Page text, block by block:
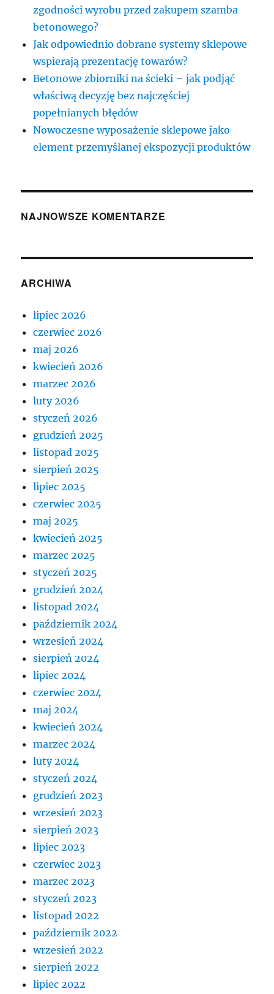
zgodności wyrobu przed zakupem szamba
betonowego?
Jak odpowiednio dobrane systemy sklepowe
wspierają prezentację towarów?
Betonowe zbiorniki na ścieki – jak podjąć
właściwą decyzję bez najczęściej
popełnianych błędów
Nowoczesne wyposażenie sklepowe jako
element przemyślanej ekspozycji produktów
NAJNOWSZE KOMENTARZE
ARCHIWA
lipiec 2026
czerwiec 2026
maj 2026
kwiecień 2026
marzec 2026
luty 2026
styczeń 2026
grudzień 2025
listopad 2025
sierpień 2025
lipiec 2025
czerwiec 2025
maj 2025
kwiecień 2025
marzec 2025
styczeń 2025
grudzień 2024
listopad 2024
październik 2024
wrzesień 2024
sierpień 2024
lipiec 2024
czerwiec 2024
maj 2024
kwiecień 2024
marzec 2024
luty 2024
styczeń 2024
grudzień 2023
wrzesień 2023
sierpień 2023
lipiec 2023
czerwiec 2023
marzec 2023
styczeń 2023
listopad 2022
październik 2022
wrzesień 2022
sierpień 2022
lipiec 2022